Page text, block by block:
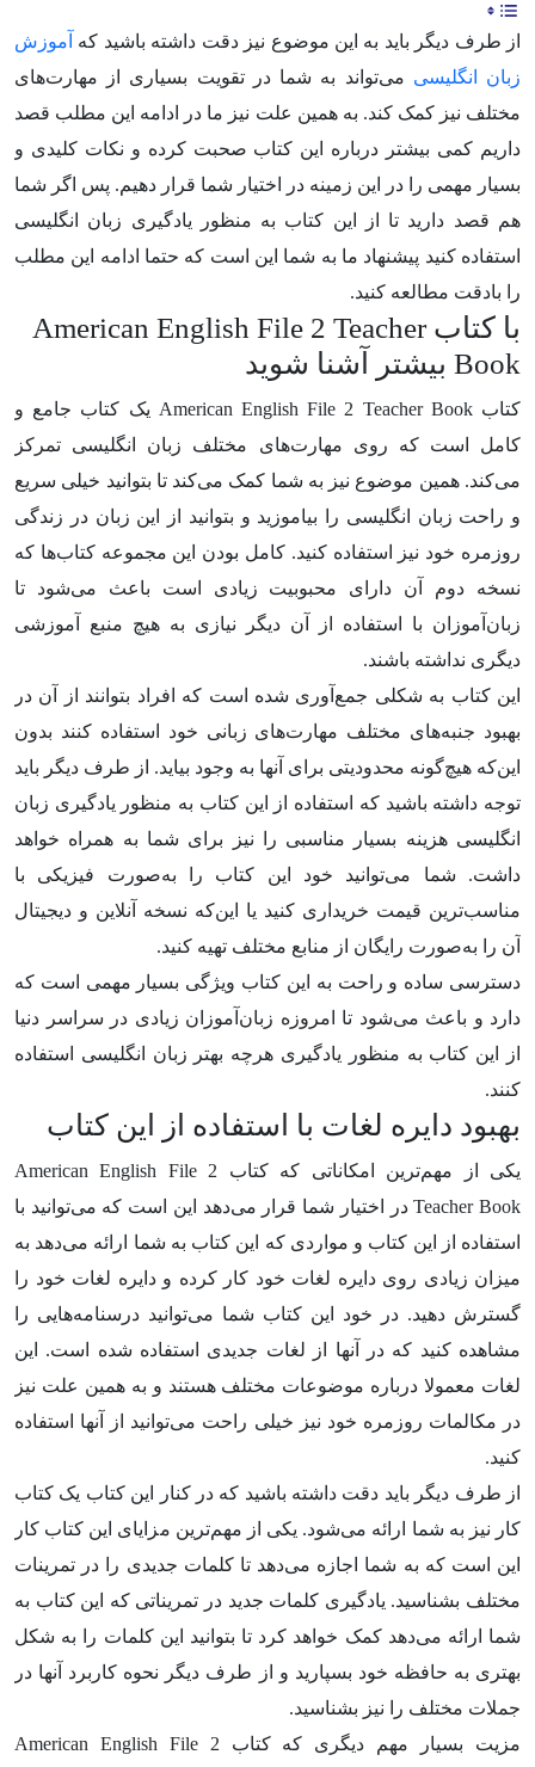
از طرف دیگر باید به این موضوع نیز دقت داشته باشید که آموزش
زبان انگلیسی می‌تواند به شما در تقویت بسیاری از مهارت‌های
مختلف نیز کمک کند. به همین علت نیز ما در ادامه این مطلب قصد
داریم کمی بیشتر درباره این کتاب صحبت کرده و نکات کلیدی و
بسیار مهمی را در این زمینه در اختیار شما قرار دهیم. پس اگر شما
هم قصد دارید تا از این کتاب به منظور یادگیری زبان انگلیسی
استفاده کنید پیشنهاد ما به شما این است که حتما ادامه این مطلب
را بادقت مطالعه کنید.
با کتاب American English File 2 Teacher
Book بیشتر آشنا شوید
کتاب American English File 2 Teacher Book یک کتاب جامع و
کامل است که روی مهارت‌های مختلف زبان انگلیسی تمرکز
می‌کند. همین موضوع نیز به شما کمک می‌کند تا بتوانید خیلی سریع
و راحت زبان انگلیسی را بیاموزید و بتوانید از این زبان در زندگی
روزمره خود نیز استفاده کنید. کامل بودن این مجموعه کتاب‌ها که
نسخه دوم آن دارای محبوبیت زیادی است باعث می‌شود تا
زبان‌آموزان با استفاده از آن دیگر نیازی به هیچ منبع آموزشی
دیگری نداشته باشند.
این کتاب به شکلی جمع‌آوری شده است که افراد بتوانند از آن در
بهبود جنبه‌های مختلف مهارت‌های زبانی خود استفاده کنند بدون
این‌که هیچ‌گونه محدودیتی برای آنها به وجود بیاید. از طرف دیگر باید
توجه داشته باشید که استفاده از این کتاب به منظور یادگیری زبان
انگلیسی هزینه بسیار مناسبی را نیز برای شما به همراه خواهد
داشت. شما می‌توانید خود این کتاب را به‌صورت فیزیکی با
مناسب‌ترین قیمت خریداری کنید یا این‌که نسخه آنلاین و دیجیتال
آن را به‌صورت رایگان از منابع مختلف تهیه کنید.
دسترسی ساده و راحت به این کتاب ویژگی بسیار مهمی است که
دارد و باعث می‌شود تا امروزه زبان‌آموزان زیادی در سراسر دنیا
از این کتاب به منظور یادگیری هرچه بهتر زبان انگلیسی استفاده
کنند.
بهبود دایره لغات با استفاده از این کتاب
یکی از مهم‌ترین امکاناتی که کتاب American English File 2
Teacher Book در اختیار شما قرار می‌دهد این است که می‌توانید با
استفاده از این کتاب و مواردی که این کتاب به شما ارائه می‌دهد به
میزان زیادی روی دایره لغات خود کار کرده و دایره لغات خود را
گسترش دهید. در خود این کتاب شما می‌توانید درسنامه‌هایی را
مشاهده کنید که در آنها از لغات جدیدی استفاده شده است. این
لغات معمولا درباره موضوعات مختلف هستند و به همین علت نیز
در مکالمات روزمره خود نیز خیلی راحت می‌توانید از آنها استفاده
کنید.
از طرف دیگر باید دقت داشته باشید که در کنار این کتاب یک کتاب
کار نیز به شما ارائه می‌شود. یکی از مهم‌ترین مزایای این کتاب کار
این است که به شما اجازه می‌دهد تا کلمات جدیدی را در تمرینات
مختلف بشناسید. یادگیری کلمات جدید در تمریناتی که این کتاب به
شما ارائه می‌دهد کمک خواهد کرد تا بتوانید این کلمات را به شکل
بهتری به حافظه خود بسپارید و از طرف دیگر نحوه کاربرد آنها در
جملات مختلف را نیز بشناسید.
مزیت بسیار مهم دیگری که کتاب American English File 2